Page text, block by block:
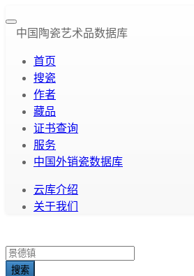
中国陶瓷艺术品数据库
首页
搜瓷
作者
藏品
证书查询
服务
中国外销瓷数据库
云库介绍
关于我们
搜索